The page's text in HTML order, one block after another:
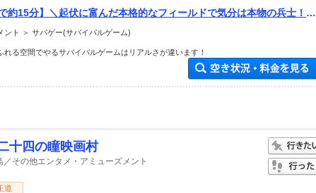
約15分】＼起伏に富んだ本格的なフィールドで気分は本物の兵士！／
ント ＞ サバゲー(サバイバルゲーム)
れる空間でやるサバイバルゲームはリアルさが違います！
十四の瞳映画村
／その他エンタメ・アミューズメント
道